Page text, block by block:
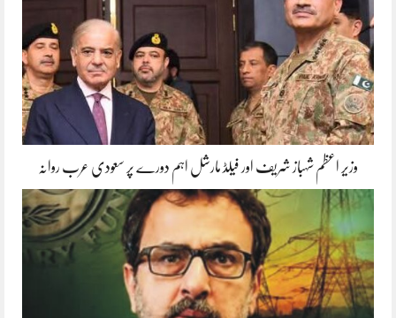
وزیر اعظم شہباز شریف اور فیلڈ مارشل اہم دورے پر سعودی عرب روانہ